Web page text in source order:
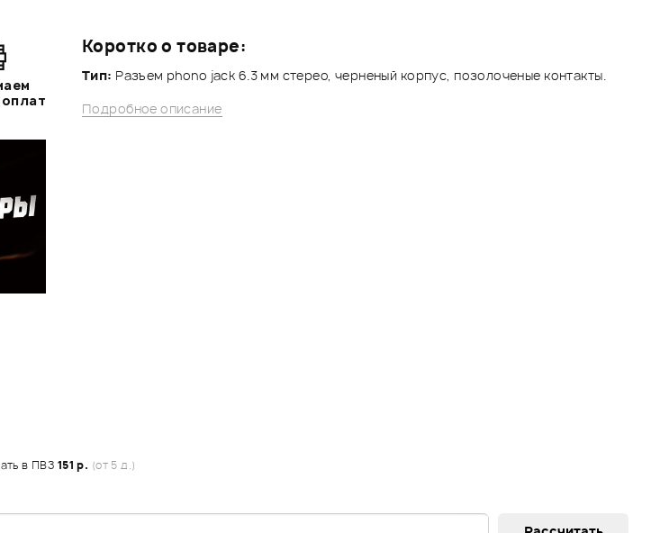
Коротко о товаре:
Тип: Разъем phono jack 6.3 мм стерео, черненый корпус, позолоченые контакты.
Подробное описание
в ПВЗ 151 р. (от 5 д.)